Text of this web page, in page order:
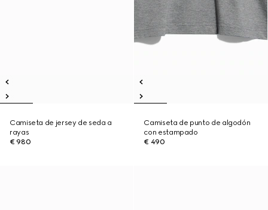
Camiseta de jersey de seda a
rayas
€ 980
Camiseta de punto de algodón
con estampado
€ 490